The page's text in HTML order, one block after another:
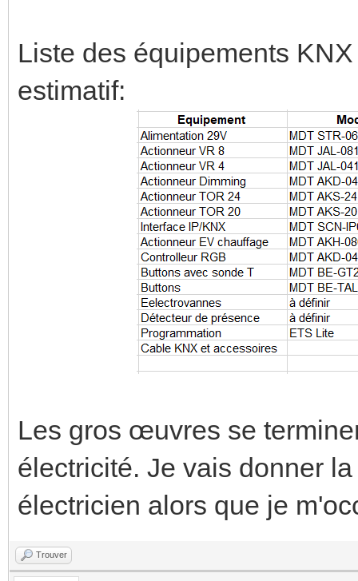
Liste des équipements
estimatif:
Les gros œuvres se
électricité. Je vais donner
électricien alors que je
Trouver